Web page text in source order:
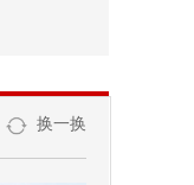
换一换